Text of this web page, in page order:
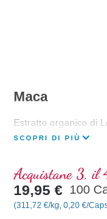
Maca
Estratto organico di
SCOPRI DI PIÙ
Acquistane 3, il
19,95 € 100
(311,72 €/kg, 0,20 €/